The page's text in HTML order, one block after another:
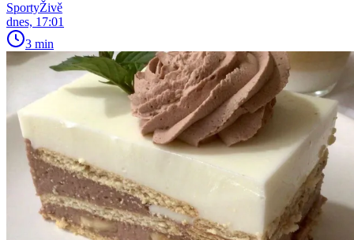
SportyŽivě
dnes, 17:01
3 min